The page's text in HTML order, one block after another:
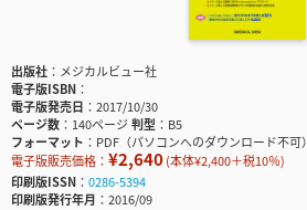
出版社
メジカルビュー社
電子版ISBN
電子版発売日
2017/10/30
ページ数
140ページ判型
B5
フォーマット
PDF（パソコンへのダウンロード不可）
電子版販売価格： ¥2,640(本体¥2,400＋税10％)
印刷版ISSN
0286-5394
印刷版発行年月
2016/09